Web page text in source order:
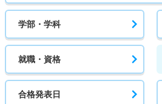
学部・学科
就職・資格
合格発表日